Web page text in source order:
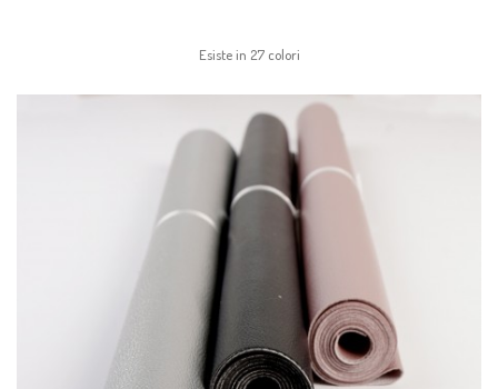
Esiste in 27 colori